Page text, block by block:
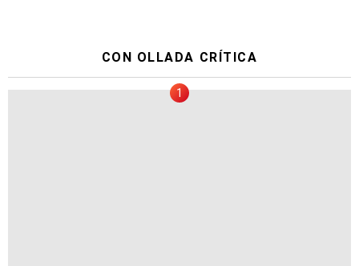
CON OLLADA CRÍTICA